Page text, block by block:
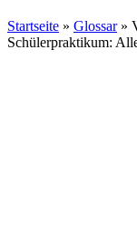
Startseite » Glossar»
Schülerpraktikum: